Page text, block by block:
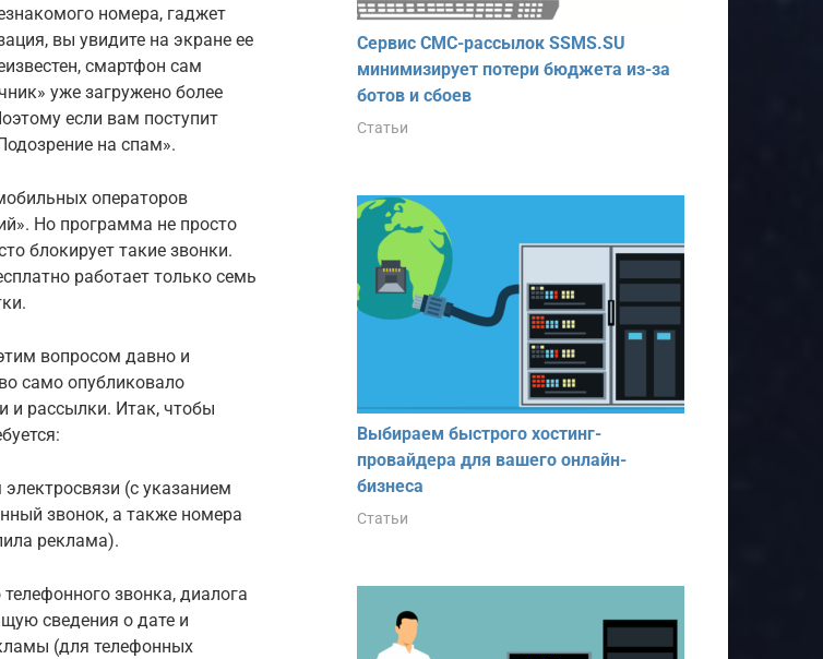
номера, гаджет
вы увидите на экране ее
смартфон сам
уже загружено более
если вам поступит
на спам».
операторов
Но программа не просто
блокирует такие звонки.
работает только семь
вопросом давно и
само опубликовало
и рассылки. Итак, чтобы
(с указанием
звонок, а также номера
реклама).
звонка, диалога
сведения о дате и
(для телефонных
Сервис СМС-рассылок SSMS.SU
минимизирует потери бюджета из-за
ботов и сбоев
Статьи
Выбираем быстрого хостинг-
провайдера для вашего онлайн-
бизнеса
Статьи